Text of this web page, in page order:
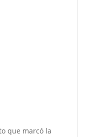
que marcó la